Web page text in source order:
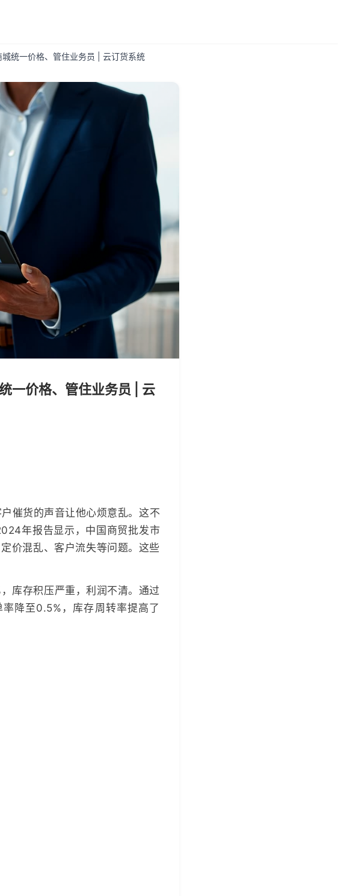
统一价格、管住业务员 | 云订货系统
一价格、管住业务员 | 云
催货的声音让他心烦意乱。这不
年报告显示，中国商贸批发市
价混乱、客户流失等问题。这些
库存积压严重，利润不清。通过
降至0.5%，库存周转率提高了